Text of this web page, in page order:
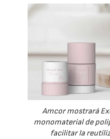
Amcor mostrará
monomaterial de
facilitar la